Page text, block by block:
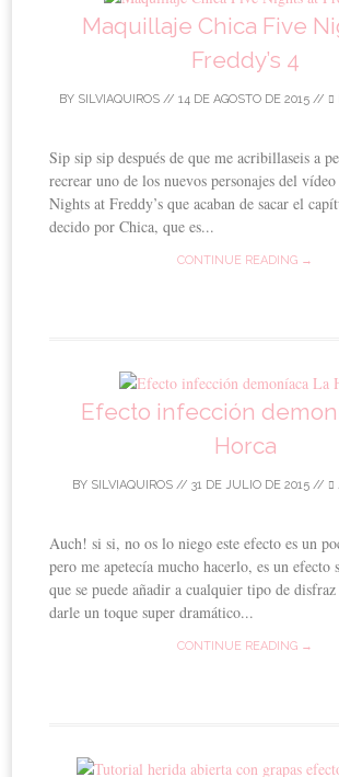
Maquillaje Chica Five
Freddy’s 4
BY SILVIAQUIROS // 14 DE AGOSTO DE 2015 //
Sip sip sip después de que me acribillaseis a
recrear uno de los nuevos personajes del
Nights at Freddy’s que acaban de sacar el
decido por Chica, que es...
CONTINUE READING →
Efecto infección
Horca
BY SILVIAQUIROS// 31 DE JULIO DE 2015//
Auch! si si, no os lo niego este efecto es un
pero me apetecía mucho hacerlo, es un efecto
que se puede añadir a cualquier tipo de
darle un toque super dramático...
CONTINUE READING →